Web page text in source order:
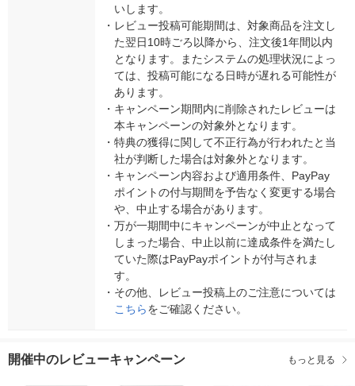
いします。
・ レビュー投稿可能期間は、対象商品を注文し
た翌日10時ごろ以降から、注文後1年間以内
となります。またシステムの処理状況によっ
ては、投稿可能になる日時が遅れる可能性が
あります。
・ キャンペーン期間内に削除されたレビューは
本キャンペーンの対象外となります。
・ 特典の獲得に関して不正行為が行われたと当
社が判断した場合は対象外となります。
・ キャンペーン内容および適用条件、PayPay
ポイントの付与期間を予告なく変更する場合
や、中止する場合があります。
・ 万が一期間中にキャンペーンが中止となって
しまった場合、中止以前に達成条件を満たし
ていた際はPayPayポイントが付与されま
す。
・ その他、レビュー投稿上のご注意については
こちらをご確認ください。
開催中のレビューキャンペーン もっと見る